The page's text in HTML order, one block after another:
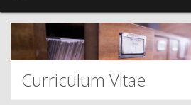
Curriculum Vitae